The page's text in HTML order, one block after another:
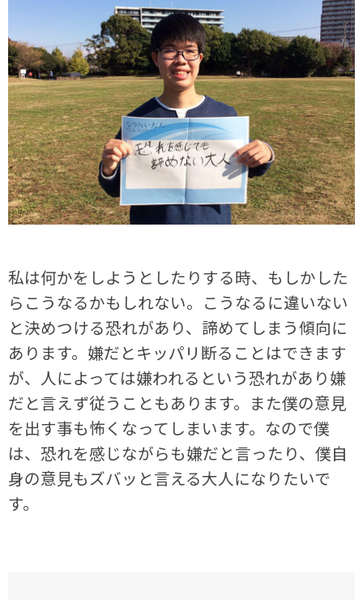
私は何かをしようとしたりする時、もしかした
らこうなるかもしれない。こうなるに違いない
と決めつける恐れがあり、諦めてしまう傾向に
あります。嫌だとキッパリ断ることはできます
が、人によっては嫌われるという恐れがあり嫌
だと言えず従うこともあります。また僕の意見
を出す事も怖くなってしまいます。なので僕
は、恐れを感じながらも嫌だと言ったり、僕自
身の意見もズバッと言える大人になりたいで
す。